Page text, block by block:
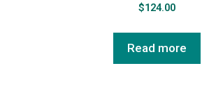
$124.00
Read more